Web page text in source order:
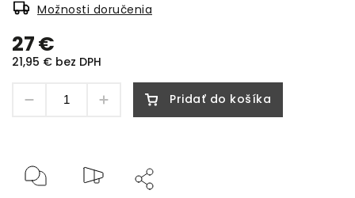
27 €
21,95 € bez DPH
Možnosti doručenia
Pridať do košíka